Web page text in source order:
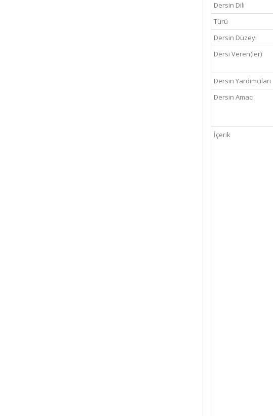
Dersin Dili
Türü
Dersin Düzeyi
Dersi Veren(ler)
Dersin Yardımcıları
Dersin Amacı
İçerik